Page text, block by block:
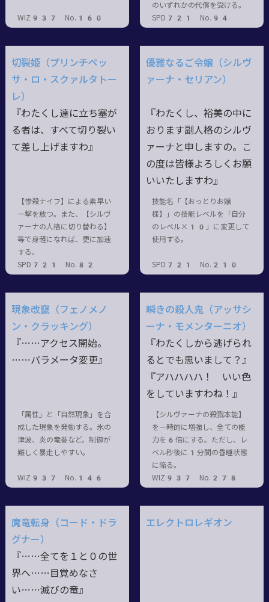
WIZ937 No.160
のいずれかの代償を受ける。
SPD721 No.94
切裂姫（プリンチペッ
サ・ロ・スクァルタトー
レ）
『わたくし達に立ち塞が
る者は、すべて切り裂い
て差し上げますわ』
【惨殺ナイフ】による素早い
一撃を放つ。また、【シルヴ
ァーナの人格に切り替わる】
等で身軽になれば、更に加速
する。
SPD721 No.82
優雅なるご令嬢（シルヴ
ァーナ・セリアン）
『わたくし、裕美の中に
おります副人格のシルヴ
ァーナと申しますの。こ
の度は皆様よろしくお願
いいたしますわ』
技能名「【おっとりお嬢
様】」の技能レベルを「自分
のレベル×10」に変更して
使用する。
SPD721 No.210
現象改竄（フェノメノ
ン・クラッキング）
『……アクセス開始。
……パラメータ変更』
「属性」と「自然現象」を合
成した現象を発動する。氷の
津波、炎の竜巻など。制御が
難しく暴走しやすい。
WIZ937 No.146
瞬きの殺人鬼（アッサシ
ーナ・モメンターニオ）
『わたくしから逃げられ
るとでも思いまして？』
『アハハハハ！ いい色
をしていますわね！』
【シルヴァーナの殺戮本能】
を一時的に増強し、全ての能
力を6倍にする。ただし、レ
ベル秒後に1分間の昏睡状態
に陥る。
WIZ937 No.278
魔竜転身（コード・ドラ
グナー）
『……全てを１と０の世
界へ……目覚めなさ
い……滅びの竜』
エレクトロレギオン